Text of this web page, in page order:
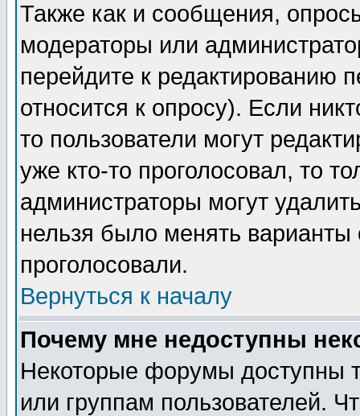
Также как и сообщения,
модераторы или
перейдите к редактированию
относится к опросу). Если
то пользователи могут
уже кто-то проголосовал, то
администраторы могут
нельзя было менять
проголосовали.
Вернуться к началу
Почему мне недоступны
Некоторые форумы доступны
или группам пользователей.